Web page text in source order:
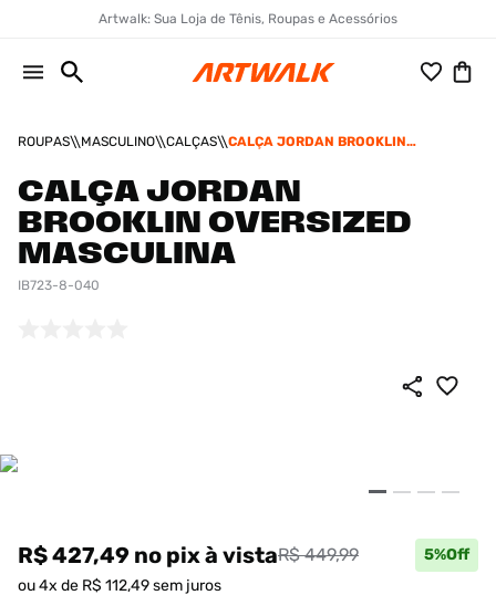
Artwalk: Sua Loja de Tênis, Roupas e Acessórios
ROUPAS MASCULINO CALÇAS
CALÇA JORDAN BROOKLIN
CALÇA JORDAN
BROOKLIN OVERSIZED
MASCULINA
IB723-8-040
R$ 427,49 no pixà vistaR$ 449,99 5%Off
ou4x de R$ 112,49sem juros